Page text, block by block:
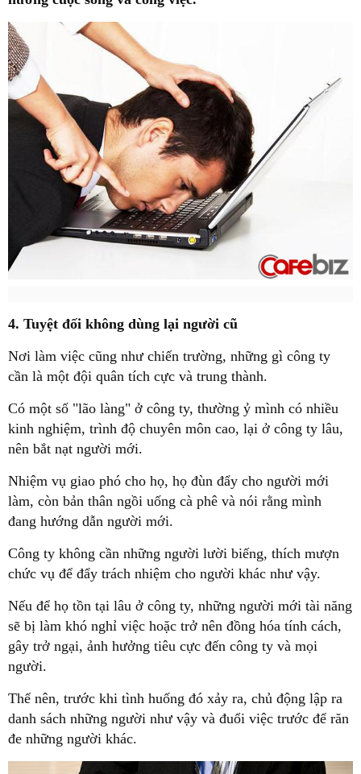
4. Tuyệt đối không dùng lại người cũ
Nơi làm việc cũng như chiến trường, những gì công ty
cần là một đội quân tích cực và trung thành.
Có một số "lão làng" ở công ty, thường ỷ mình có nhiều
kinh nghiệm, trình độ chuyên môn cao, lại ở công ty lâu,
nên bắt nạt người mới.
Nhiệm vụ giao phó cho họ, họ đùn đẩy cho người mới
làm, còn bản thân ngồi uống cà phê và nói rằng mình
đang hướng dẫn người mới.
Công ty không cần những người lười biếng, thích mượn
chức vụ để đẩy trách nhiệm cho người khác như vậy.
Nếu để họ tồn tại lâu ở công ty, những người mới tài năng
sẽ bị làm khó nghỉ việc hoặc trở nên đồng hóa tính cách,
gây trở ngại, ảnh hưởng tiêu cực đến công ty và mọi
người.
Thế nên, trước khi tình huống đó xảy ra, chủ động lập ra
danh sách những người như vậy và đuổi việc trước để răn
đe những người khác.